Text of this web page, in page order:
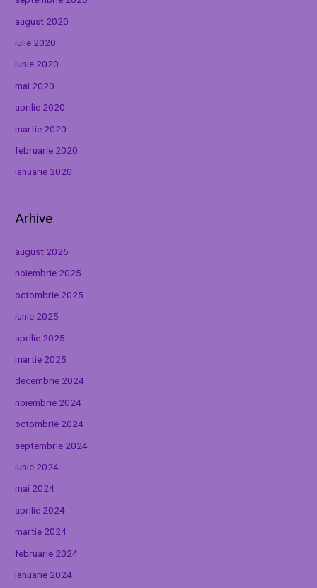
august 2020
iulie 2020
iunie 2020
mai 2020
aprilie 2020
martie 2020
februarie 2020
ianuarie 2020
Arhive
august 2026
noiembrie 2025
octombrie 2025
iunie 2025
aprilie 2025
martie 2025
decembrie 2024
noiembrie 2024
octombrie 2024
septembrie 2024
iunie 2024
mai 2024
aprilie 2024
martie 2024
februarie 2024
ianuarie 2024